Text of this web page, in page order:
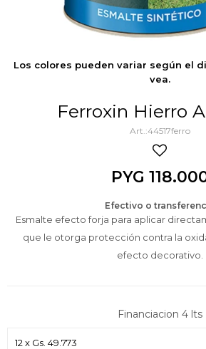
Los colores pueden variar según el
vea.
Ferroxin Hierro
44517ferro
PYG
Efectivo o
Esmalte efecto forja para aplicar
que le otorga protección contra la
efecto decorativo.
Financiacion 4 lts